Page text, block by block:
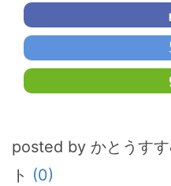
posted by かとうす
ト (0)